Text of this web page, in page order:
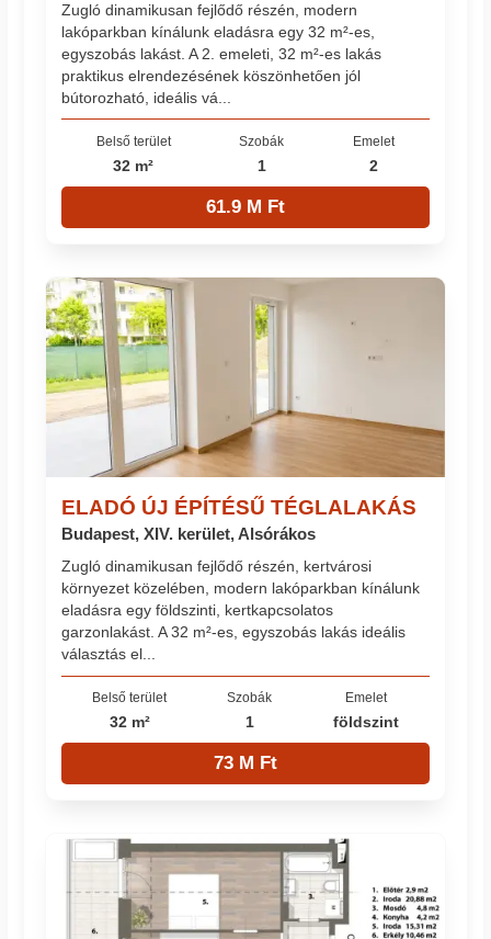
Zugló dinamikusan fejlődő részén, modern
lakóparkban kínálunk eladásra egy 32 m²-es,
egyszobás lakást. A 2. emeleti, 32 m²-es lakás
praktikus elrendezésének köszönhetően jól
bútorozható, ideális vá...
Belső terület
32 m²
Szobák
1
Emelet
2
61.9 M Ft
ELADÓ ÚJ ÉPÍTÉSŰ TÉGLALAKÁS
Budapest, XIV. kerület, Alsórákos
Zugló dinamikusan fejlődő részén, kertvárosi
környezet közelében, modern lakóparkban kínálunk
eladásra egy földszinti, kertkapcsolatos
garzonlakást. A 32 m²-es, egyszobás lakás ideális
választás el...
Belső terület
32 m²
Szobák
1
Emelet
földszint
73 M Ft